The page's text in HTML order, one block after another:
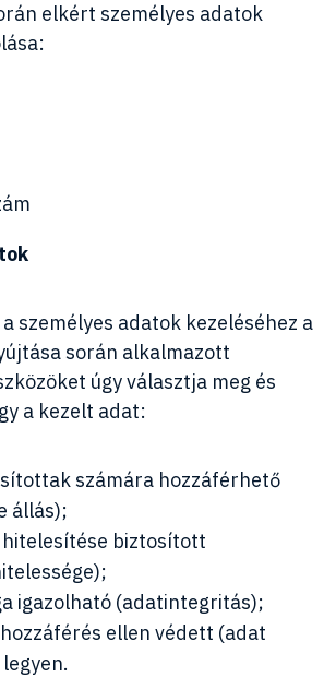
elkért személyes adatok
személyes adatok kezeléséhez a
során alkalmazott
úgy választja meg és
a kezelt adat:
számára hozzáférhető
állás);
hitelesítése biztosított
igazolható (adatintegritás);
ellen védett (adat